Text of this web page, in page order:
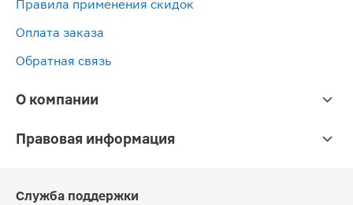
Правила применения скидок
Оплата заказа
Обратная связь
О компании
Правовая информация
Служба поддержки